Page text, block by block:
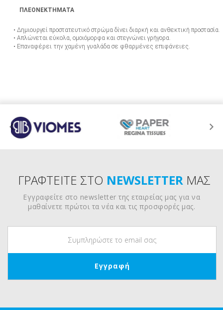
ΠΛΕΟΝΕΚΤΗΜΑΤΑ
• Δημιουργεί προστατευτικό στρώμα δίνει διαρκή και ανθεκτική προστασία.
• Απλώνεται εύκολα, ομοιόμορφα και στεγνώνει γρήγορα.
• Επαναφέρει την χαμένη γυαλάδα σε φθαρμένες επιφάνειες.
ΓΡΑΦΤΕΙΤΕ ΣΤΟ NEWSLETTER ΜΑΣ
Εγγραφείτε στο newsletter της εταιρείας μας για να
μαθαίνετε πρώτοι τα νέα και τις προσφορές μας.